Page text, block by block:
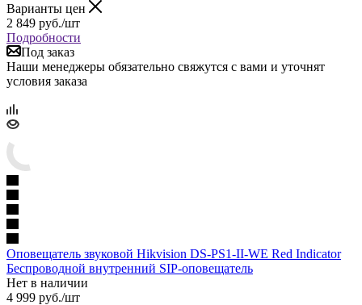
Варианты цен
2 849 руб./шт
Подробности
Под заказ
Наши менеджеры обязательно свяжутся с вами и уточнят
условия заказа
Оповещатель звуковой Hikvision DS-PS1-II-WE Red Indicator
Беспроводной внутренний SIP-оповещатель
Нет в наличии
4 999 руб./шт